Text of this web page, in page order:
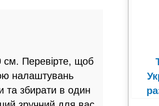
см. Перевірте, щоб
налаштувань
та збирати в один